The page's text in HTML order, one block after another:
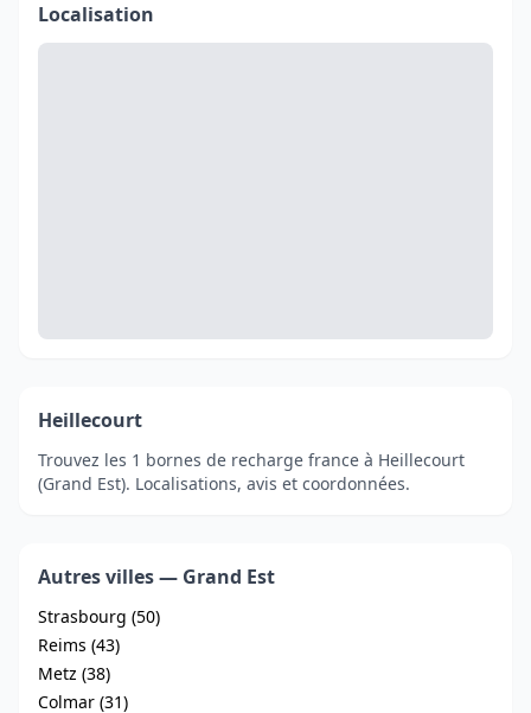
Localisation
Heillecourt
Trouvez les 1 bornes de recharge france à Heillecourt
(Grand Est). Localisations, avis et coordonnées.
Autres villes — Grand Est
Strasbourg (50)
Reims (43)
Metz (38)
Colmar (31)